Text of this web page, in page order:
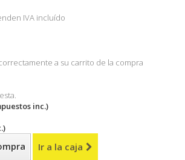
IVA incluído
a su carrito de la compra
inc.)
Ir a la caja